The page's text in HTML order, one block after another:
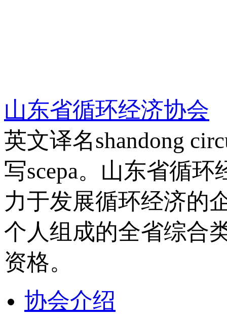
山东省循环经济协会
英文译名shandong
写scepa。山东省循
力于发展循环经济的
个人组成的全省综合
资格。
协会介绍